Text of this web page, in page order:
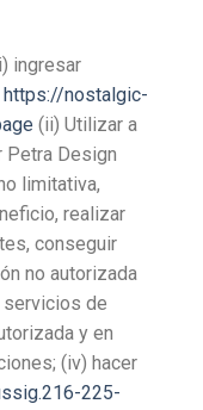
ingresar
https://nostalgic-
(ii) Utilizar a
Petra Design
limitativa,
realizar
conseguir
no autorizada
de
y en
(iv) hacer
225-